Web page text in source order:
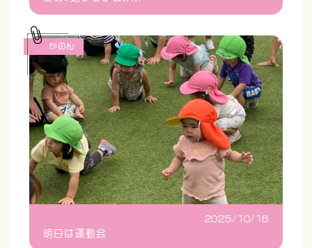
2025/10/16
明日は運動会
かのん